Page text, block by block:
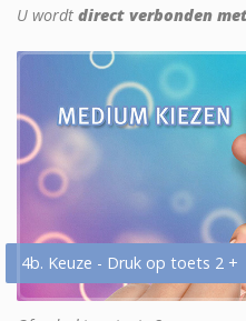
U wordt direct verbonden
4b. Keuze - Druk op toets 2 +